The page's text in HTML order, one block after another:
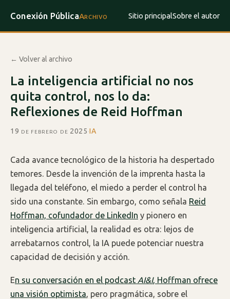
Conexión PúblicaArchivo Sitio principalSobre el autor
← Volver al archivo
La inteligencia artificial no nos
quita control, nos lo da:
Reflexiones de Reid Hoffman
19 de febrero de 2025·IA
Cada avance tecnológico de la historia ha despertado
temores. Desde la invención de la imprenta hasta la
llegada del teléfono, el miedo a perder el control ha
sido una constante. Sin embargo, como señala Reid
Hoffman, cofundador de LinkedIn y pionero en
inteligencia artificial, la realidad es otra: lejos de
arrebatarnos control, la IA puede potenciar nuestra
capacidad de decisión y acción.
En su conversación en el podcast AI&I, Hoffman ofrece
una visión optimista, pero pragmática, sobre el